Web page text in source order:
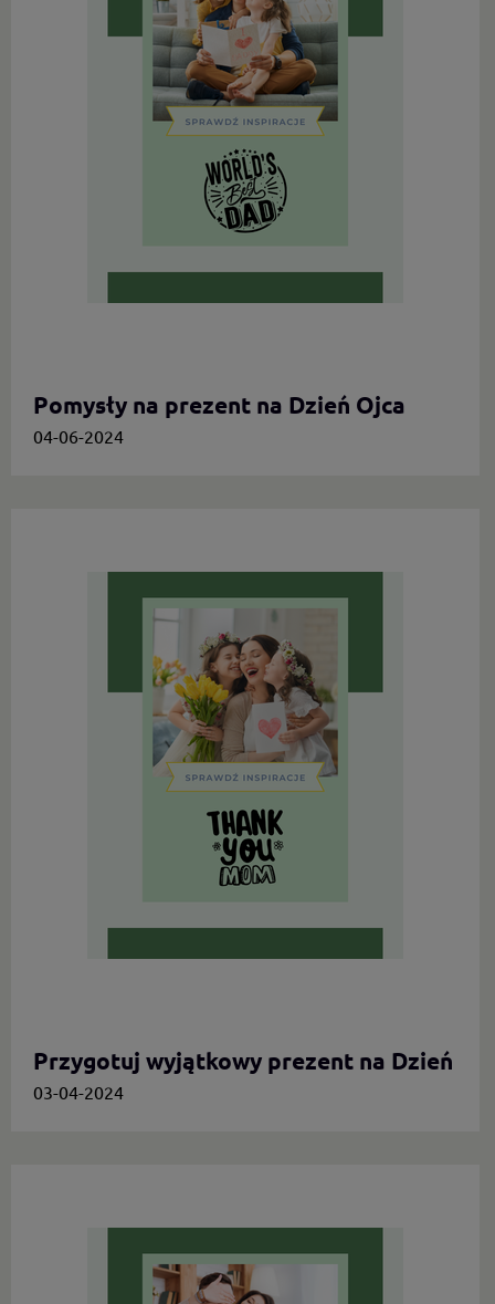
Pomysły na prezent na Dzień Ojca
04-06-2024
Przygotuj wyjątkowy prezent na Dzień
Mamy.
03-04-2024